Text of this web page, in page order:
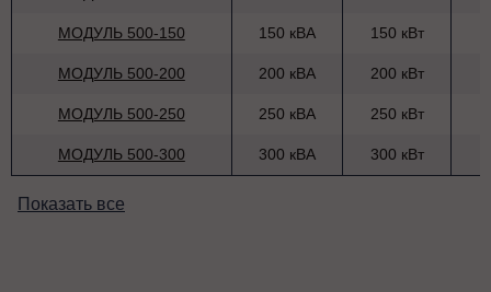
МОДУЛЬ 500-150 150 кВА 150 кВт
МОДУЛЬ 500-200 200 кВА 200 кВт
МОДУЛЬ 500-250 250 кВА 250 кВт
МОДУЛЬ 500-300 300 кВА 300 кВт
Показать все